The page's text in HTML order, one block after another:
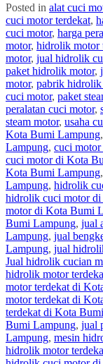
Posted in alat cuci
cuci motor terdekat,
cuci motor, harga
motor, hidrolik motor
motor, jual hidrolik
paket hidrolik motor,
motor, pabrik hidrolik
cuci motor, paket
peralatan cuci motor,
steam motor, usaha
Kota Bumi Lampung,
Lampung, cuci
cuci motor di Kota
Kota Bumi Lampung,
Lampung, hidrolik
hidrolik cuci motor
motor di Kota Bumi
Bumi Lampung, jual
Lampung, jual
Lampung, jual
Jual hidrolik cucian
hidrolik motor
motor terdekat di
motor terdekat di
terdekat di Kota
Bumi Lampung, jual
Lampung, mesin
hidrolik motor